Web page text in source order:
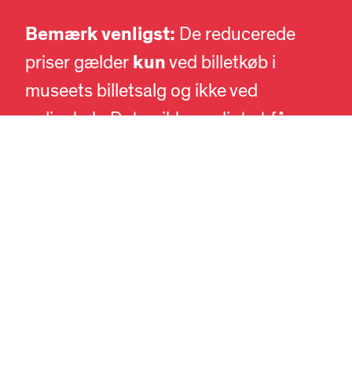
DA EN
Bemærk venligst: De reducerede
priser gælder kunved billetkøb i
museets billetsalg og ikke ved
onlinekøb. Det er ikke muligt at få